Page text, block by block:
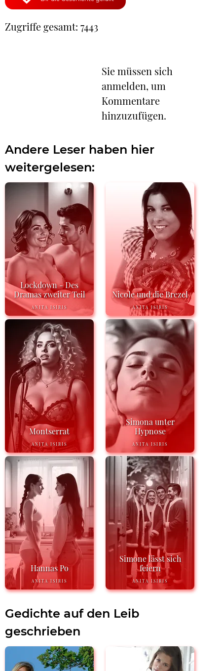
Zugriffe gesamt: 7443
Sie müssen sich
anmelden, um
Kommentare
hinzuzufügen.
Andere Leser haben hier
weitergelesen:
Lockdown - Des
Dramas zweiter Teil
ANITA ISIRIS
Nicole und die Brezel
ANITA ISIRIS
Montserrat
ANITA ISIRIS
Simona unter
Hypnose
ANITA ISIRIS
Hannas Po
ANITA ISIRIS
Simone lässt sich
feiern
ANITA ISIRIS
Gedichte auf den Leib
geschrieben